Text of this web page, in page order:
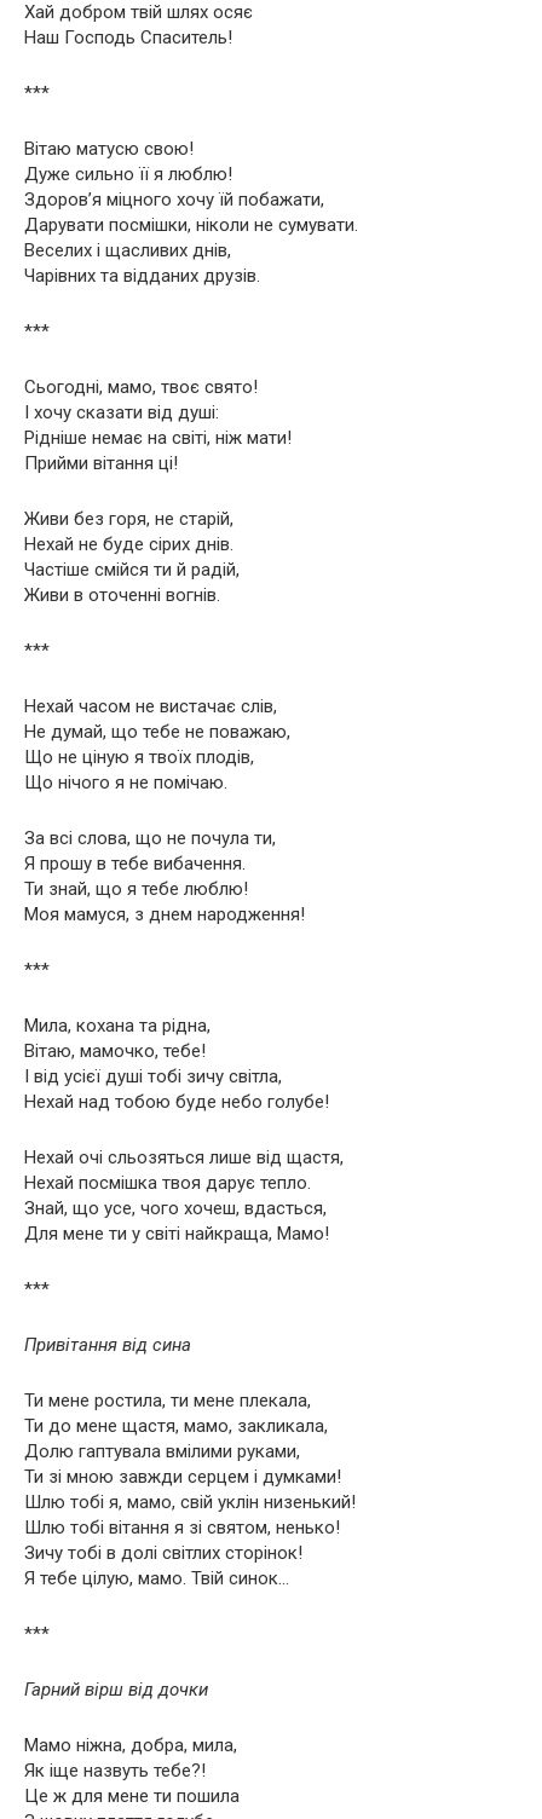
Хай добром твій шлях осяє
Наш Господь Спаситель!
***
Вітаю матусю свою!
Дуже сильно її я люблю!
Здоров’я міцного хочу їй побажати,
Дарувати посмішки, ніколи не сумувати.
Веселих і щасливих днів,
Чарівних та відданих друзів.
***
Сьогодні, мамо, твоє свято!
І хочу сказати від душі:
Рідніше немає на світі, ніж мати!
Прийми вітання ці!
Живи без горя, не старій,
Нехай не буде сірих днів.
Частіше смійся ти й радій,
Живи в оточенні вогнів.
***
Нехай часом не вистачає слів,
Не думай, що тебе не поважаю,
Що не ціную я твоїх плодів,
Що нічого я не помічаю.
За всі слова, що не почула ти,
Я прошу в тебе вибачення.
Ти знай, що я тебе люблю!
Моя мамуся, з днем народження!
***
Мила, кохана та рідна,
Вітаю, мамочко, тебе!
І від усієї душі тобі зичу світла,
Нехай над тобою буде небо голубе!
Нехай очі сльозяться лише від щастя,
Нехай посмішка твоя дарує тепло.
Знай, що усе, чого хочеш, вдасться,
Для мене ти у світі найкраща, Мамо!
***
Привітання від сина
Ти мене ростила, ти мене плекала,
Ти до мене щастя, мамо, закликала,
Долю гаптувала вмілими руками,
Ти зі мною завжди серцем і думками!
Шлю тобі я, мамо, свій уклін низенький!
Шлю тобі вітання я зі святом, ненько!
Зичу тобі в долі світлих сторінок!
Я тебе цілую, мамо. Твій синок…
***
Гарний вірш від дочки
Мамо ніжна, добра, мила,
Як іще назвуть тебе?!
Це ж для мене ти пошила